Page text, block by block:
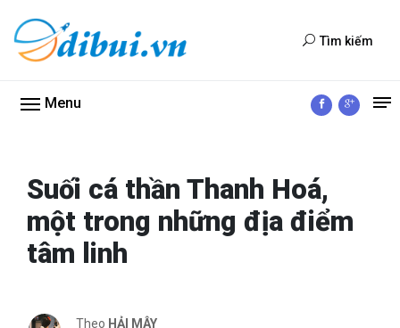
Tìm kiếm
Menu
Suối cá thần Thanh Hoá,
một trong những địa điểm
tâm linh
Theo HẢI MÂY